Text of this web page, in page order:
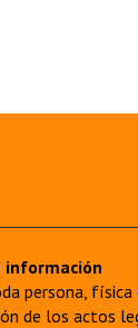
información
persona,
de los actos